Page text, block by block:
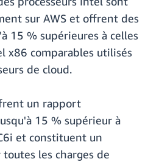
sur AWS et offrent des
15 % supérieures à celles
x86 comparables utilisés
de cloud.
un rapport
15 % supérieur à
et constituent un
les charges de